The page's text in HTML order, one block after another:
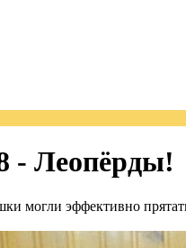
- Леопёрды!
могли эффективно